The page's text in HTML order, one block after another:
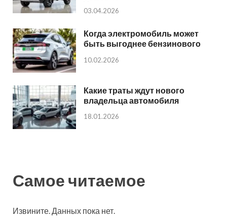
03.04.2026
Когда электромобиль может
быть выгоднее бензинового
10.02.2026
Какие траты ждут нового
владельца автомобиля
18.01.2026
Самое читаемое
Извините. Данных пока нет.